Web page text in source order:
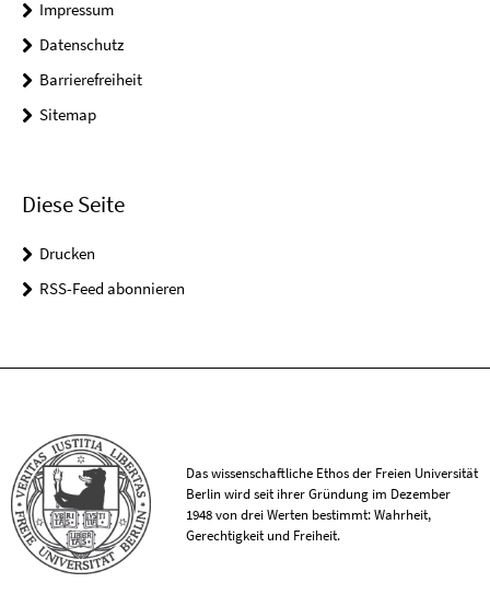
Impressum
Datenschutz
Barrierefreiheit
Sitemap
Diese Seite
Drucken
RSS-Feed abonnieren
Das wissenschaftliche Ethos der Freien Universität
Berlin wird seit ihrer Gründung im Dezember
1948 von drei Werten bestimmt: Wahrheit,
Gerechtigkeit und Freiheit.